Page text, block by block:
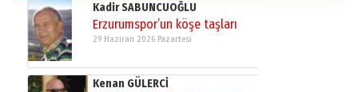
Kadir SABUNCUOĞLU
Erzurumspor’un köşe taşları
29 Haziran 2026 Pazartesi
Kenan GÜLERCİ